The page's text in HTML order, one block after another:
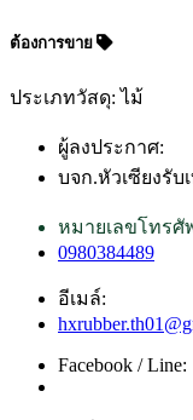
ต้องการขาย
ประเภทวัสดุ: ไม้
ผู้ลงประกาศ:
บจก.หัวเซียงรับ
หมายเลขโทรศั
0980384489
อีเมล์:
Facebook / Line: